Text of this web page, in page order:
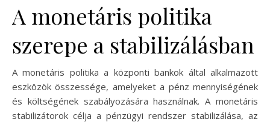
A monetáris politika
szerepe a stabilizálásban
A monetáris politika a központi bankok által alkalmazott
eszközök összessége, amelyeket a pénz mennyiségének
és költségének szabályozására használnak. A monetáris
stabilizátorok célja a pénzügyi rendszer stabilizálása, az